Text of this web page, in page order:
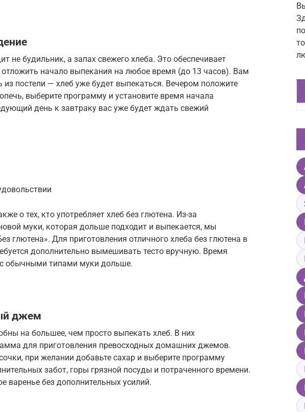
не будильник, а запах свежего хлеба. Это обеспечивает
начало выпекания на любое время (до 13 часов). Вам
из постели — хлеб уже будет выпекаться. Вечером положите
выберите программу и установите время начала
день к завтраку вас уже будет ждать свежий
о тех, кто употребляет хлеб без глютена. Из-за
муки, которая дольше подходит и выпекается, мы
глютена». Для приготовления отличного хлеба без глютена в
дополнительно вымешивать тесто вручную. Время
обычными типами муки дольше.
джем
на большее, чем просто выпекать хлеб. В них
для приготовления превосходных домашних джемов.
при желании добавьте сахар и выберите программу
забот, горы грязной посуды и потраченного времени.
варенье без дополнительных усилий.